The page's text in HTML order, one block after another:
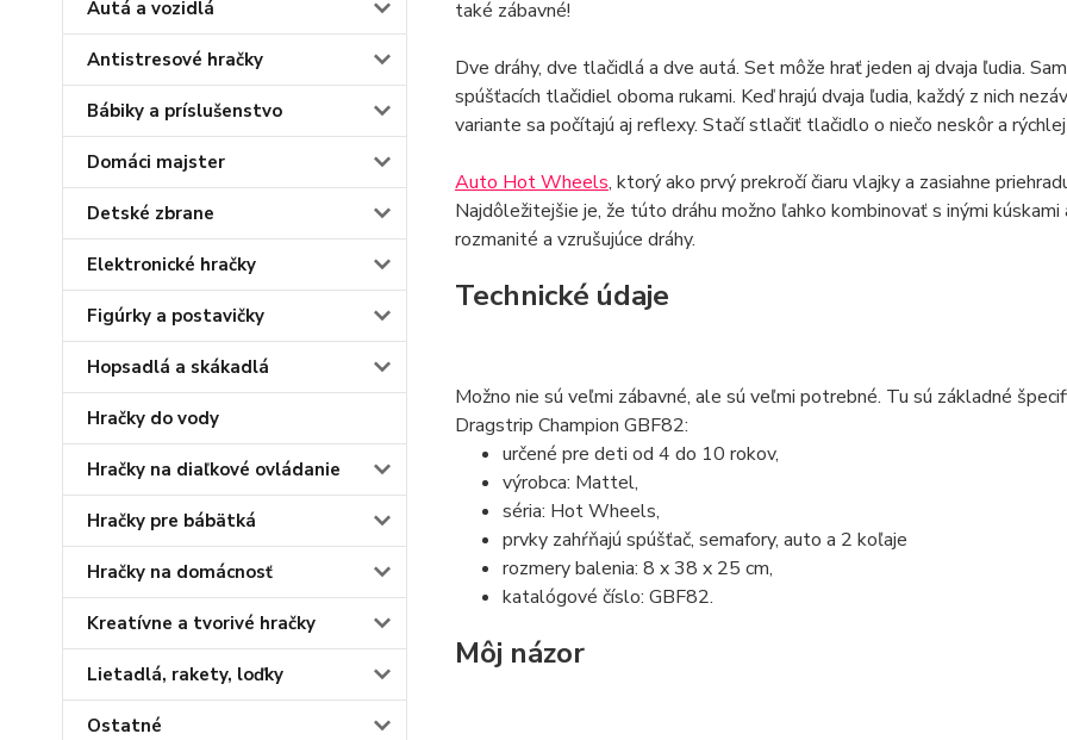
Autá a vozidlá
Antistresové hračky
Bábiky a príslušenstvo
Domáci majster
Detské zbrane
Elektronické hračky
Figúrky a postavičky
Hopsadlá a skákadlá
Hračky do vody
Hračky na diaľkové ovládanie
Hračky pre bábätká
Hračky na domácnosť
Kreatívne a tvorivé hračky
Lietadlá, rakety, loďky
Ostatné
také zábavné!
Dve dráhy, dve tlačidlá a dve autá. Set môže hrať jeden aj dvaja ľudia.
spúšťacích tlačidiel oboma rukami. Keď hrajú dvaja ľudia, každý z nich
variante sa počítajú aj reflexy. Stačí stlačiť tlačidlo o niečo neskôr a
Auto Hot Wheels, ktorý ako prvý prekročí čiaru vlajky a zasiahne
Najdôležitejšie je, že túto dráhu možno ľahko kombinovať s inými
rozmanité a vzrušujúce dráhy.
Technické údaje
Možno nie sú veľmi zábavné, ale sú veľmi potrebné. Tu sú základné
Dragstrip Champion GBF82:
určené pre deti od 4 do 10 rokov,
výrobca: Mattel,
séria: Hot Wheels,
prvky zahŕňajú spúšťač, semafory, auto a 2 koľaje
rozmery balenia: 8 x 38 x 25 cm,
katalógové číslo: GBF82.
Môj názor